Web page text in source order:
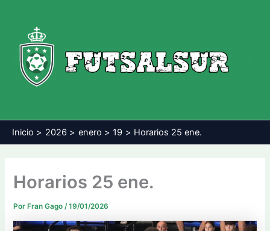
contenido
Inicio 2026 enero 19 Horarios 25 ene.
Horarios 25 ene.
PorFran Gago /19/01/2026